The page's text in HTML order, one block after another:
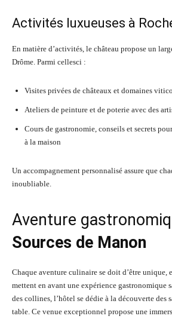
Activités luxueuses à
En matière d’activités, le château propose un
Drôme. Parmi cellesci :
Visites privées de châteaux et domaines
Ateliers de peinture et de poterie avec des
Cours de gastronomie, conseils et secrets
à la maison
Un accompagnement personnalisé assure que
inoubliable.
Aventure
Sources de Manon
Chaque aventure culinaire se doit d’être unique,
mettent en avant une expérience gastronomique
des collines, l’hôtel se dédie à la découverte des
table. Ce venue exceptionnel propose une